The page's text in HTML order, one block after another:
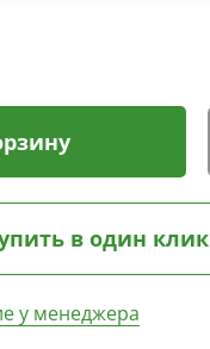
в один клик
у менеджера